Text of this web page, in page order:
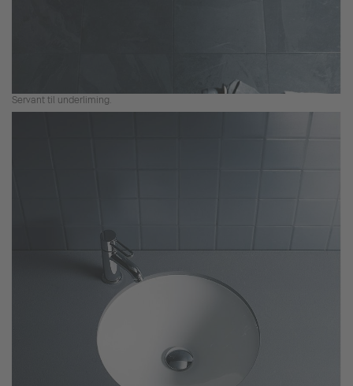
Servant til underliming.